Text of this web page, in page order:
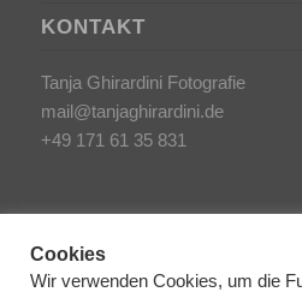
KONTAKT
Tanja Ghirardini Fotografie
mail@tanjaghirardini.de
+49 171 61 35 831
Cookies
Wir verwenden Cookies, um die